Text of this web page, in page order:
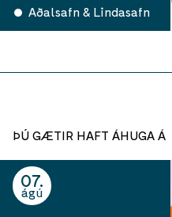
Aðalsafn & Lindasafn
ÞÚ GÆTIR HAFT ÁHUGA Á
07
ágú